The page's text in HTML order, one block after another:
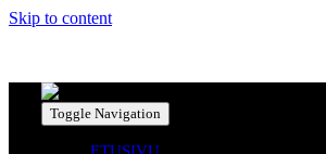
Skip to content
Toggle Navigation